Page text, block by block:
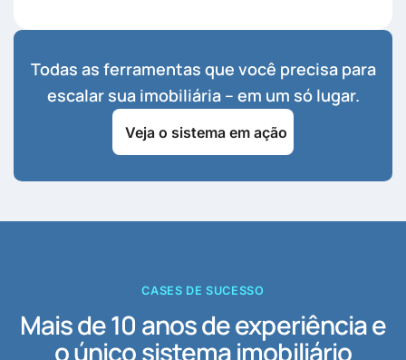
Todas as ferramentas que você precisa para
escalar sua imobiliária – em um só lugar.
Veja o sistema em ação
CASES DE SUCESSO
Mais de 10 anos de experiência e
o único sistema imobiliário